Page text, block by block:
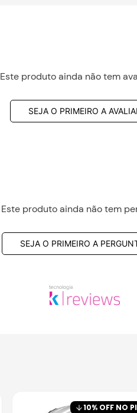
Este produto ainda não tem
SEJA O PRIMEIRO A
Este produto ainda não tem
SEJA O PRIMEIRO A
10% OFF NO